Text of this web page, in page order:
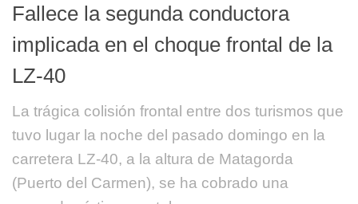
Fallece la segunda conductora
implicada en el choque frontal de la
LZ-40
La trágica colisión frontal entre dos turismos que
tuvo lugar la noche del pasado domingo en la
carretera LZ-40, a la altura de Matagorda
(Puerto del Carmen), se ha cobrado una